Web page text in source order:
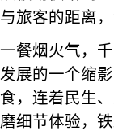
与旅客的距离
一餐烟火气，
发展的一个缩
食，连着民生
磨细节体验，